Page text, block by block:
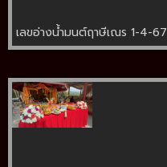
เลขอ่างน้ำมนต์ฤาษีเณร 1-4-67